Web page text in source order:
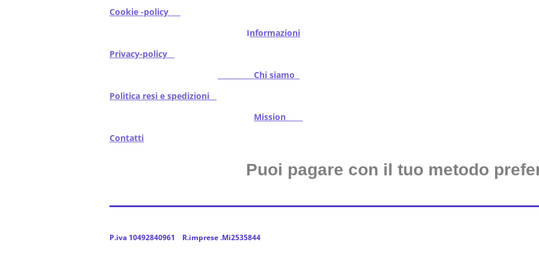
Cookie -policy
Informazioni
Privacy-policy
Chi siamo
Politica resi e spedizioni
Mission
Contatti
Puoi pagare con il tuo metodo
P.iva 10492840961 R.imprese .Mi2535844